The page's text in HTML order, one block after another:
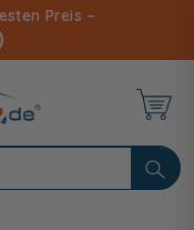
Preis –